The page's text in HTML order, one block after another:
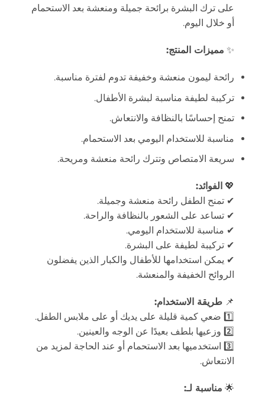
على ترك البشرة برائحة جميلة ومنعشة بعد الاستحمام
أو خلال اليوم.
✨ مميزات المنتج:
رائحة ليمون منعشة وخفيفة تدوم لفترة مناسبة.
تركيبة لطيفة مناسبة لبشرة الأطفال.
تمنح إحساسًا بالنظافة والانتعاش.
مناسبة للاستخدام اليومي بعد الاستحمام.
سريعة الامتصاص وتترك رائحة منعشة ومريحة.
💖 الفوائد:
✔ تمنح الطفل رائحة منعشة وجميلة.
✔ تساعد على الشعور بالنظافة والراحة.
✔ مناسبة للاستخدام اليومي.
✔ تركيبة لطيفة على البشرة.
✔ يمكن استخدامها للأطفال والكبار الذين يفضلون
الروائح الخفيفة والمنعشة.
📌 طريقة الاستخدام:
1️⃣ ضعي كمية قليلة على يديك أو على ملابس الطفل.
2️⃣ وزعيها بلطف بعيدًا عن الوجه والعينين.
3️⃣ استخدميها بعد الاستحمام أو عند الحاجة لمزيد من
الانتعاش.
🌟 مناسبة لـ: